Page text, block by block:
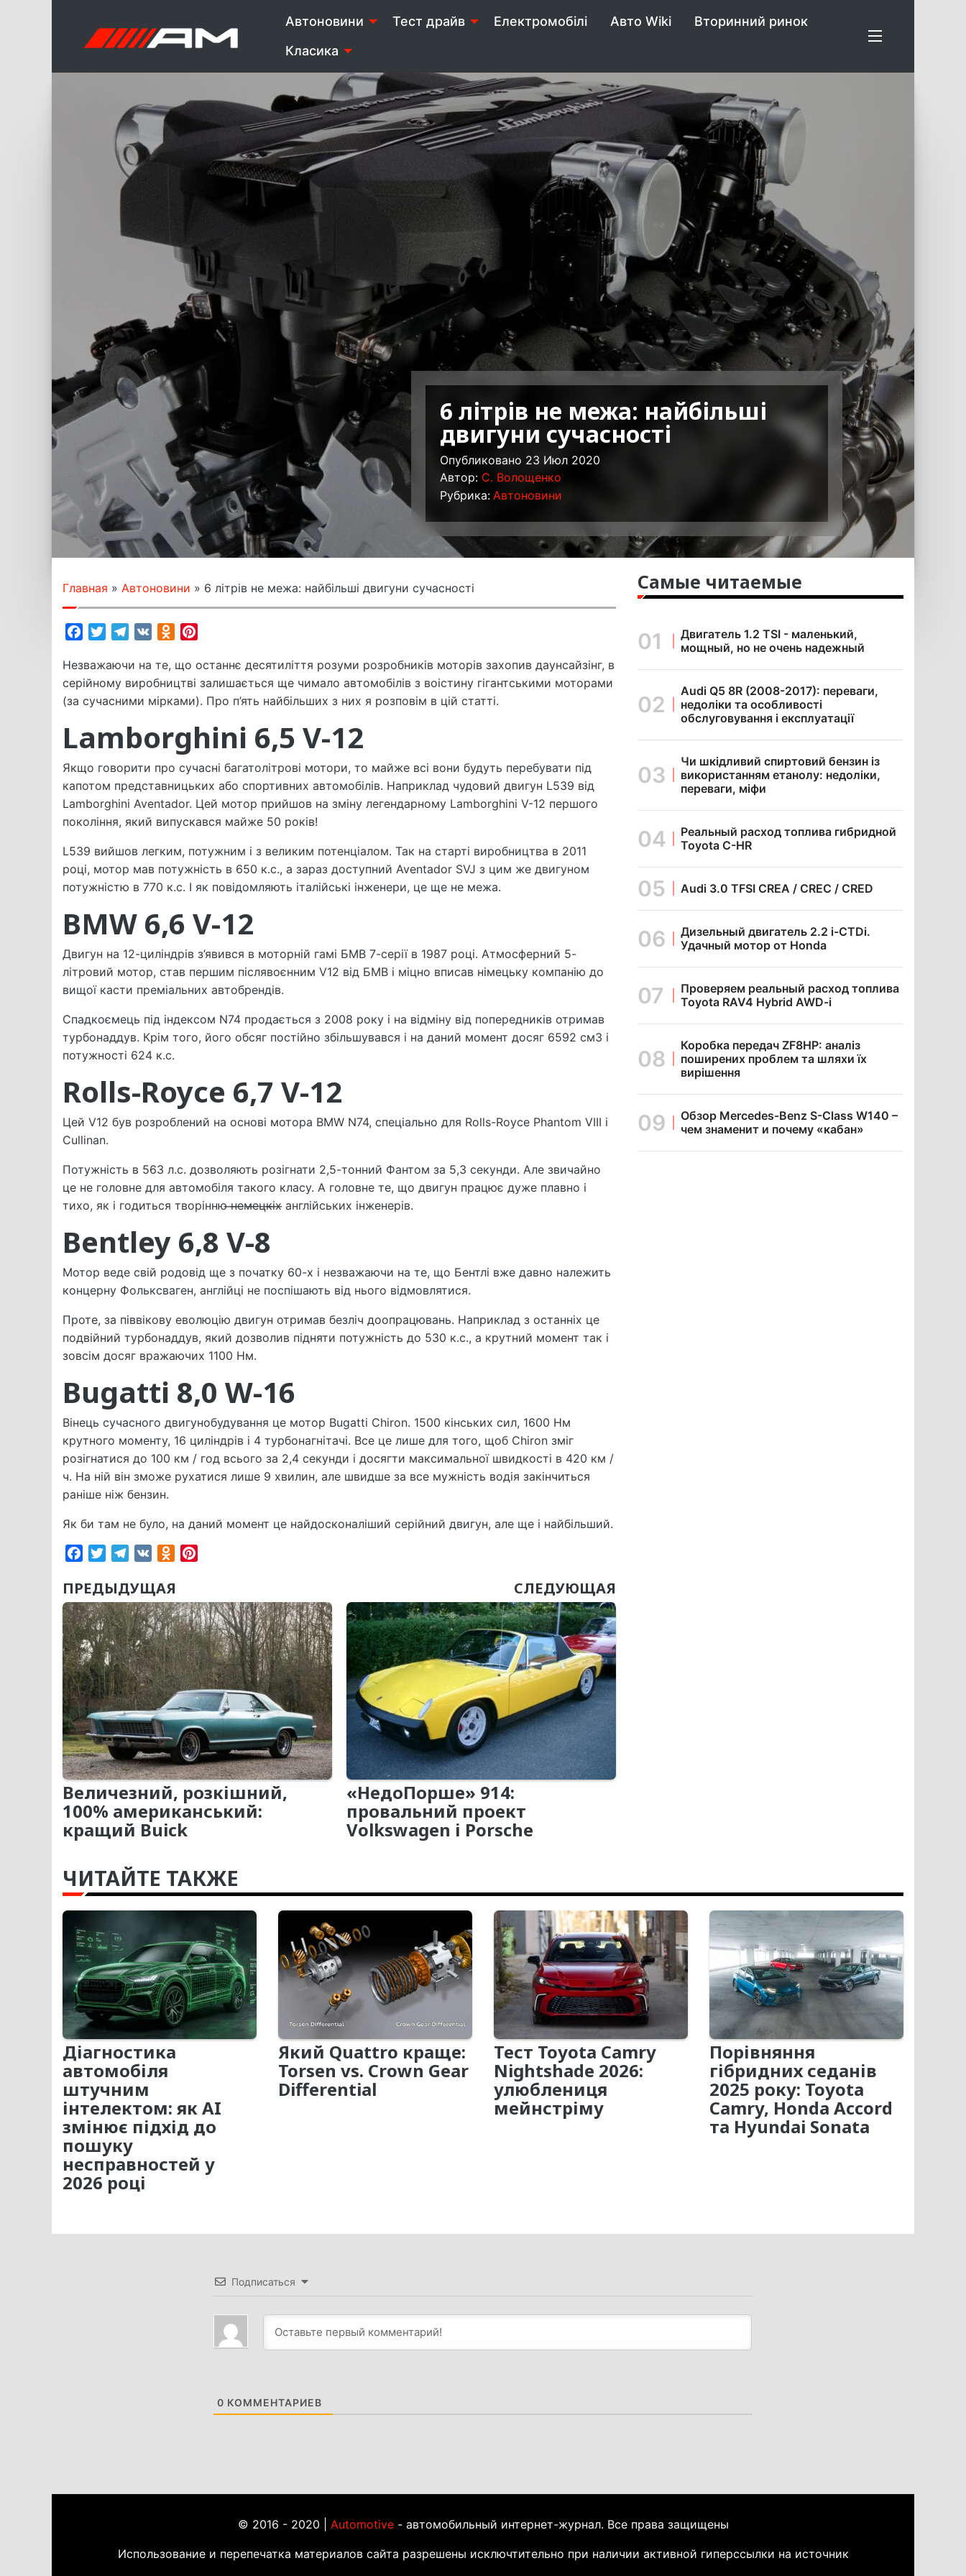
Автоновини Тест драйв Електромобілі Авто Wiki
Вторинний ринок
Класика
6 літрів не межа: найбільші
двигуни сучасності
Опубликовано 23 Июл 2020
Автор: C. Волощенко
Рубрика: Автоновини
Главная » Автоновини » 6 літрів не межа: найбільші двигуни сучасності
FacebookTwitterTelegram
VK Odnoklassniki
Незважаючи на те, що останнє десятиліття розуми розробників моторів захопив даунсайзінг, в
серійному виробництві залишається ще чимало автомобілів з воістину гігантськими моторами
(за сучасними мірками). Про п’ять найбільших з них я розповім в цій статті.
Lamborghini 6,5 V-12
Якщо говорити про сучасні багатолітрові мотори, то майже всі вони будуть перебувати під
капотом представницьких або спортивних автомобілів. Наприклад чудовий двигун L539 від
Lamborghini Aventador. Цей мотор прийшов на зміну легендарному Lamborghini V-12 першого
покоління, який випускався майже 50 років!
L539 вийшов легким, потужним і з великим потенціалом. Так на старті виробництва в 2011
році, мотор мав потужність в 650 к.с., а зараз доступний Aventador SVJ з цим же двигуном
потужністю в 770 к.с. І як повідомляють італійські інженери, це ще не межа.
BMW 6,6 V-12
Двигун на 12-циліндрів з’явився в моторній гамі БМВ 7-серії в 1987 році. Атмосферний 5-
літровий мотор, став першим післявоєнним V12 від БМВ і міцно вписав німецьку компанію до
вищої касти преміальних автобрендів.
Спадкоємець під індексом N74 продається з 2008 року і на відміну від попередників отримав
турбонаддув. Крім того, його обсяг постійно збільшувався і на даний момент досяг 6592 см3 і
потужності 624 к.с.
Rolls-Royce 6,7 V-12
Цей V12 був розроблений на основі мотора BMW N74, спеціально для Rolls-Royce Phantom VIII і
Cullinan.
Потужність в 563 л.с. дозволяють розігнати 2,5-тонний Фантом за 5,3 секунди. Але звичайно
це не головне для автомобіля такого класу. А головне те, що двигун працює дуже плавно і
тихо, як і годиться творінню ̶н̶е̶м̶е̶ц̶к̶і̶х̶ англійських інженерів.
Bentley 6,8 V-8
Мотор веде свій родовід ще з початку 60-х і незважаючи на те, що Бентлі вже давно належить
концерну Фольксваген, англійці не поспішають від нього відмовлятися.
Проте, за піввікову еволюцію двигун отримав безліч доопрацювань. Наприклад з останніх це
подвійний турбонаддув, який дозволив підняти потужність до 530 к.с., а крутний момент так і
зовсім досяг вражаючих 1100 Нм.
Bugatti 8,0 W-16
Вінець сучасного двигунобудування це мотор Bugatti Chiron. 1500 кінських сил, 1600 Нм
крутного моменту, 16 циліндрів і 4 турбонагнітачі. Все це лише для того, щоб Chiron зміг
розігнатися до 100 км / год всього за 2,4 секунди і досягти максимальної швидкості в 420 км /
ч. На ній він зможе рухатися лише 9 хвилин, але швидше за все мужність водія закінчиться
раніше ніж бензин.
Як би там не було, на даний момент це найдосконаліший серійний двигун, але ще і найбільший.
FacebookTwitterTelegram
VK Odnoklassniki
ПРЕДЫДУЩАЯ
Величезний, розкішний,
100% американський:
кращий Buick
СЛЕДУЮЩАЯ
«НедоПорше» 914:
провальний проект
Volkswagen і Porsche
Самые читаемые
Двигатель 1.2 TSI - маленький,
мощный, но не очень надежный
Audi Q5 8R (2008-2017): переваги,
недоліки та особливості
обслуговування і експлуатації
Чи шкідливий спиртовий бензин із
використанням етанолу: недоліки,
переваги, міфи
Реальный расход топлива гибридной
Toyota C-HR
Audi 3.0 TFSI CREA / CREC / CRED
Дизельный двигатель 2.2 i-CTDi.
Удачный мотор от Honda
Проверяем реальный расход топлива
Toyota RAV4 Hybrid AWD-i
Коробка передач ZF8HP: аналіз
поширених проблем та шляхи їх
вирішення
Обзор Mercedes-Benz S-Class W140 –
чем знаменит и почему «кабан»
ЧИТАЙТЕ ТАКЖЕ
Діагностика
автомобіля
штучним
інтелектом: як AI
змінює підхід до
пошуку
несправностей у
2026 році
Який Quattro краще:
Torsen vs. Crown Gear
Differential
Тест Toyota Camry
Nightshade 2026:
улюблениця
мейнстріму
Порівняння
гібридних седанів
2025 року: Toyota
Camry, Honda Accord
та Hyundai Sonata
Подписаться
0 КОММЕНТАРИЕВ
© 2016 - 2020 | Automotive- автомобильный интернет-журнал. Все права защищены
Использование и перепечатка материалов сайта разрешены исключтительно при наличии активной гиперссылки на источник